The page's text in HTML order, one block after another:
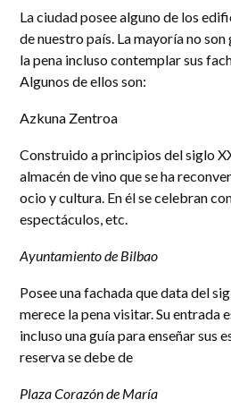
La ciudad posee alguno de los
de nuestro país. La mayoría no
la pena incluso contemplar sus
Algunos de ellos son:
Azkuna Zentroa
Construido a principios del siglo
almacén de vino que se ha
ocio y cultura. En él se celebran
espectáculos, etc.
Ayuntamiento de Bilbao
Posee una fachada que data del
merece la pena visitar. Su entrada
incluso una guía para enseñar sus
reserva se debe de
Plaza Corazón de María